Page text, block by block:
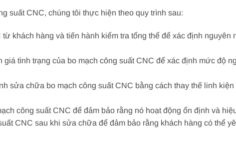
suất CNC, chúng tôi thực hiện theo quy trình sau:
khách hàng và tiến hành kiểm tra tổng thể để xác định nguyên
tình trạng của bo mạch công suất CNC để xác định mức độ
sửa chữa bo mạch công suất CNC bằng cách thay thế linh kiện
công suất CNC để đảm bảo rằng nó hoạt động ổn định và
CNC sau khi sửa chữa để đảm bảo rằng khách hàng có thể